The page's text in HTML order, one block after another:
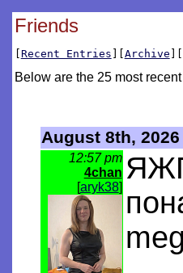
Friends
[Recent Entries ][Archive
Below are the 25 most
August 8th, 2026
12:57 pm
4chan
[aryk38]